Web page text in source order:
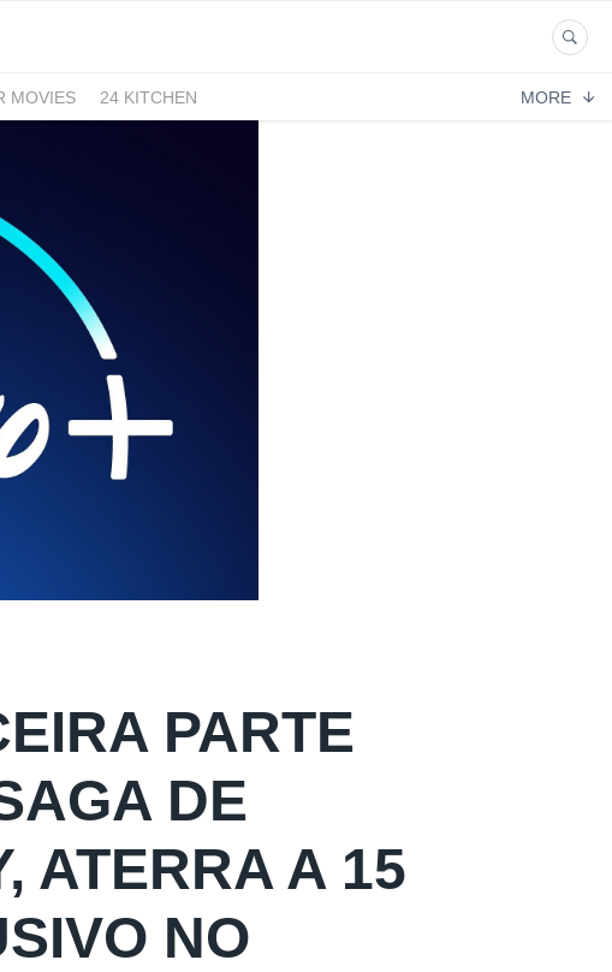
MOVIES
24 KITCHEN
MORE
PARTE
DE
ATERRA A 15
NO